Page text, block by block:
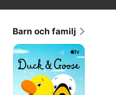
Barn och familj
Duck
&
Goose